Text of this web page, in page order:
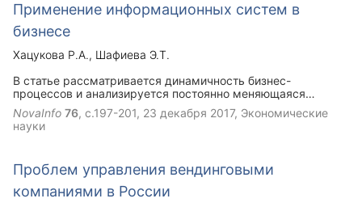
системой на предприятии позволяет повысить как
текущий, так и стратегический уровень
конкурентоспособности.
Применение информационных систем в
бизнесе
Хацукова Р.А.
Шафиева Э.Т.
В статье рассматривается динамичность бизнес-
процессов и анализируется постоянно меняющаяся
потребность в информационных системах.
Рассматривается достижения в области информационных
систем и технологий, с помощью которых становится
NovaInfo 76, с.197-201, 23 декабря 2017, Экономические
науки
Проблем управления вендинговыми
компаниями в России